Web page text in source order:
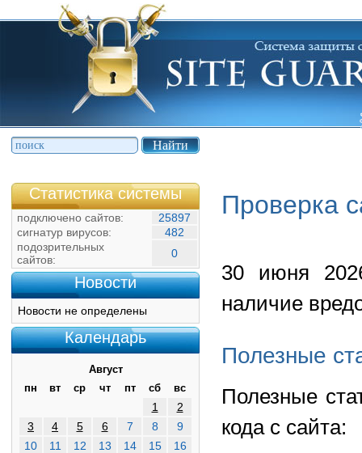
Статистика системы
подключено сайтов:
25897
сигнатур вирусов:
482
подозрительных
сайтов:
0
Новости
Новости не определены
Календарь
Август
пн
вт ср чт пт сб вс
1
2
3
4 5 6 7 8
9
10
11 12 13 14 15
16
Проверка
30 июня
наличие
Полезные
Полезные
кода с сайта: